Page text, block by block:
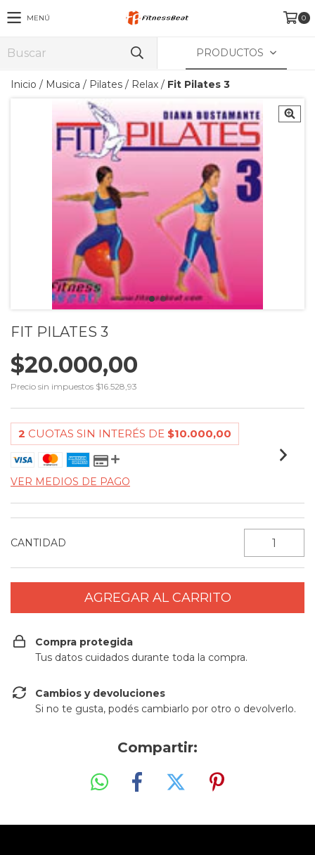
MENÚ 0
PRODUCTOS
Inicio / Musica / Pilates / Relax / Fit Pilates 3
FIT PILATES 3
$20.000,00
Precio sin impuestos $16.528,93
2 CUOTAS SIN INTERÉS DE $10.000,00
VER MEDIOS DE PAGO
CANTIDAD
Compra protegida
Tus datos cuidados durante toda la compra.
Cambios y devoluciones
Si no te gusta, podés cambiarlo por otro o devolverlo.
Compartir: